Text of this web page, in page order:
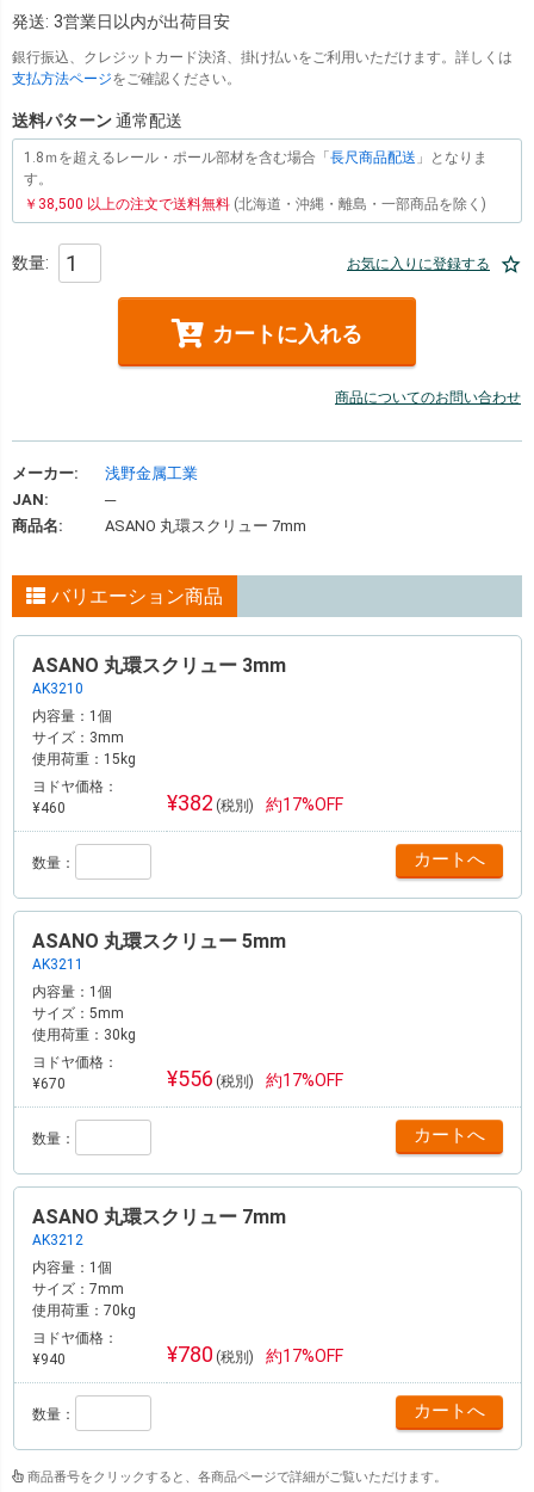
発送: 3営業日以内が出荷目安
銀行振込、クレジットカード決済、掛け払いをご利用いただけます。詳しくは
支払方法ページをご確認ください。
送料パターン通常配送
1.8ｍを超えるレール・ポール部材を含む場合「 長尺商品配送 」となりま
す。
￥38,500 以上の注文で送料無料 (北海道・沖縄・離島・一部商品を除く)
お気に入りに登録する
カートに入れる
商品についてのお問い合わせ
メーカー:
浅野金属工業
JAN:
─
商品名:
ASANO 丸環スクリュー 7mm
バリエーション商品
ASANO 丸環スクリュー 3mm
AK3210
内容量： 1個
サイズ： 3mm
使用荷重： 15kg
ヨドヤ価格：
¥460
¥382 (税別) 約17%OFF
数量：
ASANO 丸環スクリュー 5mm
AK3211
内容量： 1個
サイズ： 5mm
使用荷重： 30kg
ヨドヤ価格：
¥670
¥556 (税別) 約17%OFF
数量：
ASANO 丸環スクリュー 7mm
AK3212
内容量： 1個
サイズ： 7mm
使用荷重： 70kg
ヨドヤ価格：
¥940
¥780 (税別) 約17%OFF
数量：
商品番号をクリックすると、各商品ページで詳細がご覧いただけます。